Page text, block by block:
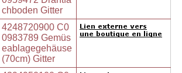
chboden Gitter
4248720900 C0
0983789 Gemüs
eablagegehäuse
(70cm) Gitter